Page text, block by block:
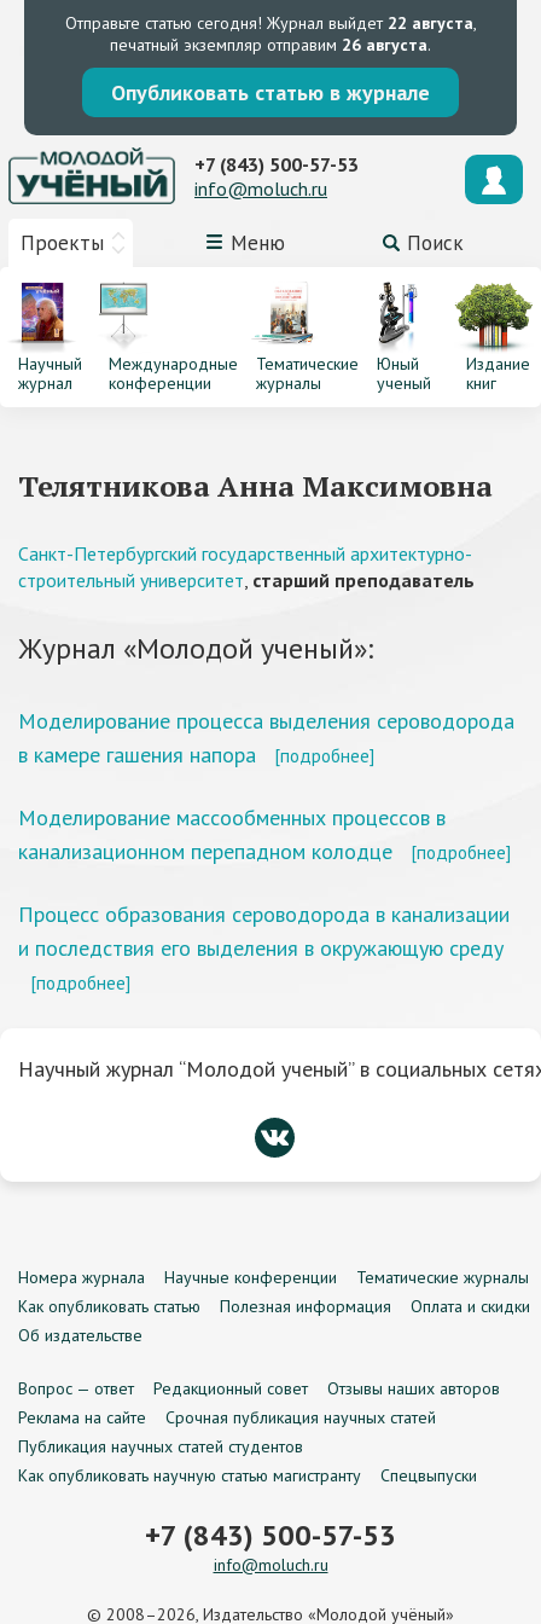
Отправьте статью сегодня! Журнал выйдет 22 августа,
печатный экземпляр отправим 26 августа.
Опубликовать статью в журнале
Проекты Меню Поиск
+7 (843) 500-57-53
info@moluch.ru
Научный
журнал
Международные
конференции
Тематические
журналы
Юный
ученый
Издание
книг
Телятникова Анна Максимовна
Санкт-Петербургский государственный архитектурно-
строительный университет, старший преподаватель
Журнал «Молодой ученый»:
Моделирование процесса выделения сероводорода
в камере гашения напора
[подробнее]
Моделирование массообменных процессов в
канализационном перепадном колодце
[подробнее]
Процесс образования сероводорода в канализации
и последствия его выделения в окружающую среду
[подробнее]
Научный журнал “Молодой ученый” в социальных
Номера журнала Научные конференции
Тематические журналы
Как опубликовать статью
Полезная информация
Оплата и скидки
Об издательстве
Вопрос — ответ Редакционный совет
Отзывы наших авторов
Реклама на сайте
Срочная публикация научных статей
Публикация научных статей студентов
Как опубликовать научную статью магистранту
Спецвыпуски
+7 (843) 500-57-53
info@moluch.ru
© 2008–2026, Издательство «Молодой учёный»